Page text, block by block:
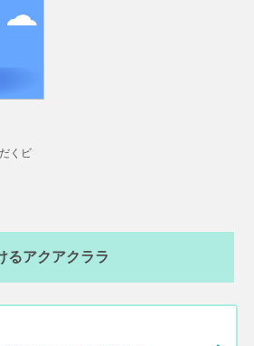
くビ
るアクアクララ